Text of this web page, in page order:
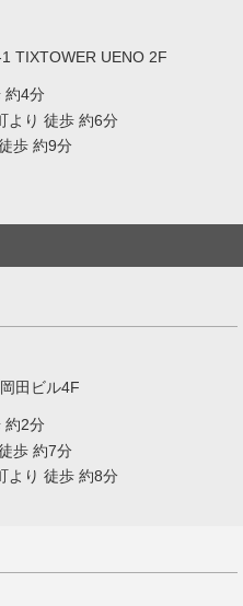
TIXTOWER UENO 2F
約4分
より 徒歩 約6分
歩 約9分
田ビル4F
約2分
歩 約7分
より 徒歩 約8分